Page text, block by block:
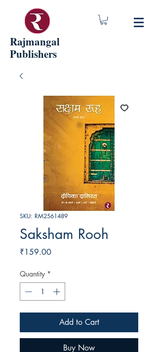
Rajmangal
Publishers
SKU: RM2561489
Saksham Rooh
₹159.00Price
Quantity *
Add to Cart
Buy Now